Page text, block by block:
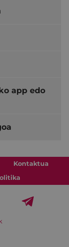
app edo
Kontaktua